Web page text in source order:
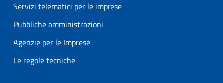
Servizi telematici per le imprese
Pubbliche amministrazioni
Agenzie per le Imprese
Le regole tecniche